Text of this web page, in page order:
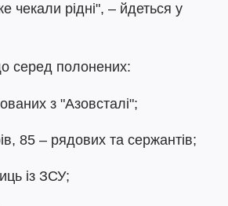
чекали рідні", – йдеться у
серед полонених:
з "Азовсталі";
85 – рядових та сержантів;
із ЗСУ;